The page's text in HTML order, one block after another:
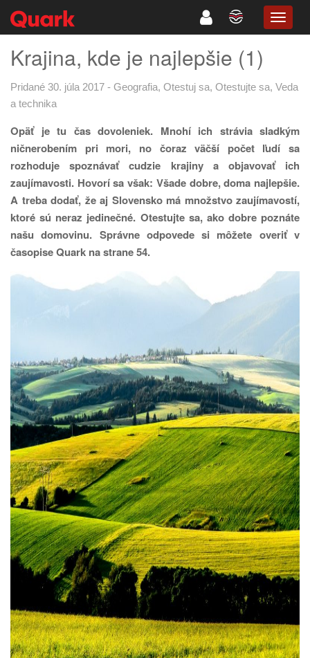
Krajina, kde je najlepšie (1)
Pridané 30. júla 2017 - Geografia, Otestuj sa, Otestujte sa, Veda
a technika
Opäť je tu čas dovoleniek. Mnohí ich strávia sladkým
ničnerobením pri mori, no čoraz väčší počet ľudí sa
rozhoduje spoznávať cudzie krajiny a objavovať ich
zaujímavosti. Hovorí sa však: Všade dobre, doma najlepšie.
A treba dodať, že aj Slovensko má množstvo zaujímavostí,
ktoré sú neraz jedinečné. Otestujte sa, ako dobre poznáte
našu domovinu. Správne odpovede si môžete overiť v
časopise Quark na strane 54.